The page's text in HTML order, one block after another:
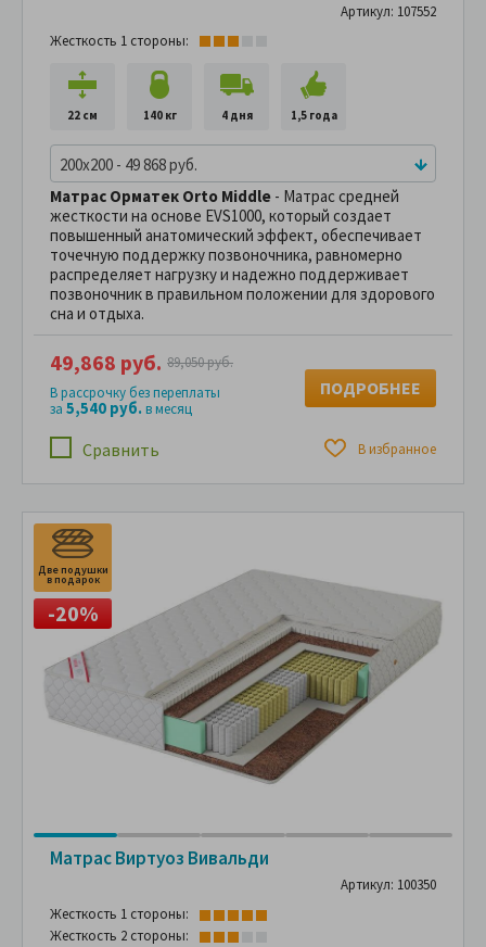
Артикул: 107552
Жесткость 1 стороны:
22 см 140 кг 4 дня 1,5 года
200x200 - 49 868 руб.
Матрас Орматек Orto Middle - Матрас средней
жесткости на основе EVS1000, который создает
повышенный анатомический эффект, обеспечивает
точечную поддержку позвоночника, равномерно
распределяет нагрузку и надежно поддерживает
позвоночник в правильном положении для здорового
сна и отдыха.
Сравнить В избранное
49,868 руб. 89,050 руб.
В рассрочку без переплаты
за 5,540 руб.в месяц
ПОДРОБНЕЕ
Две подушки
в подарок
-20%
Матрас Виртуоз Вивальди
Артикул: 100350
Жесткость 1 стороны:
Жесткость 2 стороны: